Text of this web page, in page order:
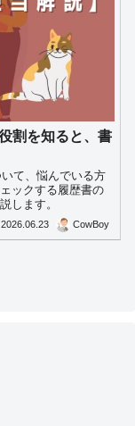
割を知ると、書
て、悩んでいる方
ックする履歴書の
します。
2026.06.23 CowBoy